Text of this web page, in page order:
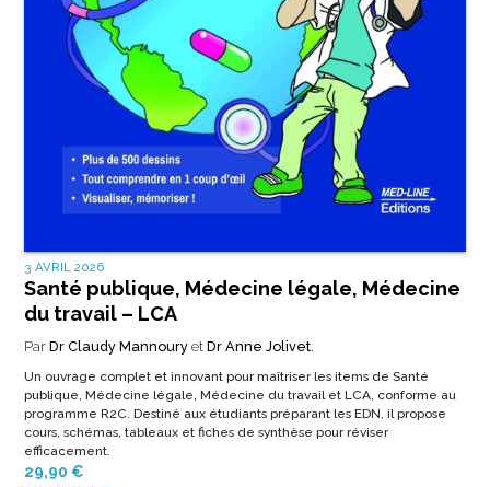
3 AVRIL 2026
Santé publique, Médecine légale, Médecine
du travail – LCA
Par Dr Claudy Mannouryet Dr Anne Jolivet.
Un ouvrage complet et innovant pour maîtriser les items de Santé
publique, Médecine légale, Médecine du travail et LCA, conforme au
programme R2C. Destiné aux étudiants préparant les EDN, il propose
cours, schémas, tableaux et fiches de synthèse pour réviser
efficacement.
29,90 €